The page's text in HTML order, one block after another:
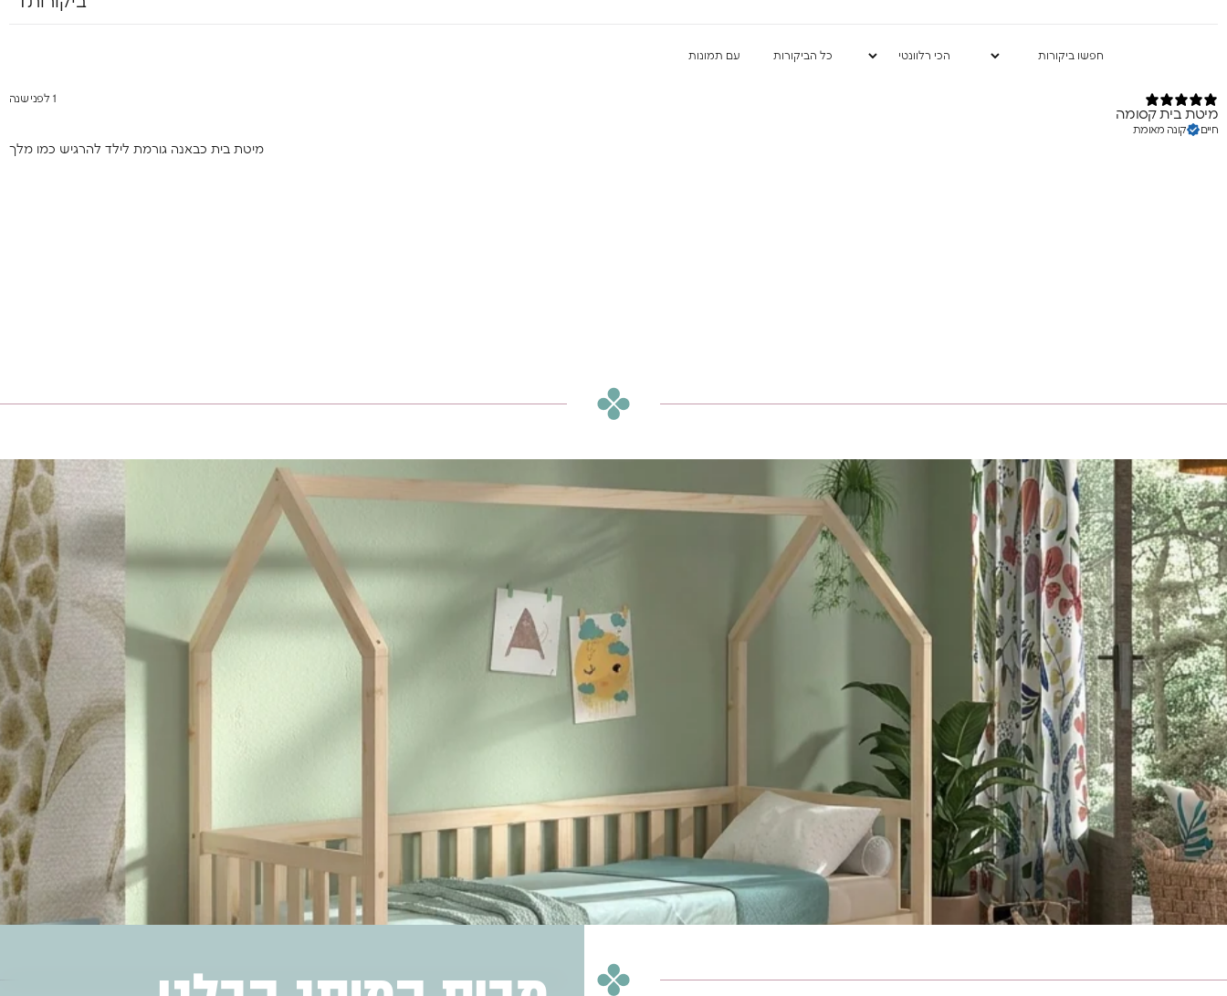
עם תמונות
1 לפני שנה
מיטת בית קסומה
חיים קונה מאומת
מיטת בית כבאנה גורמת לילד להרגיש כמו מלך
הפרטיות